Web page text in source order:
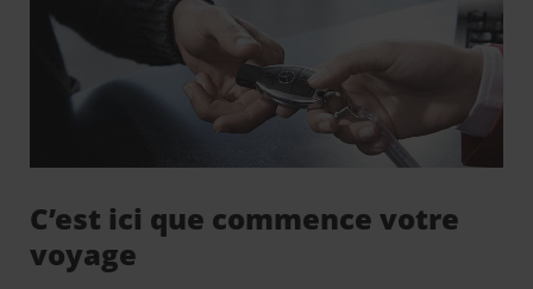
C’est ici que commence votre
voyage